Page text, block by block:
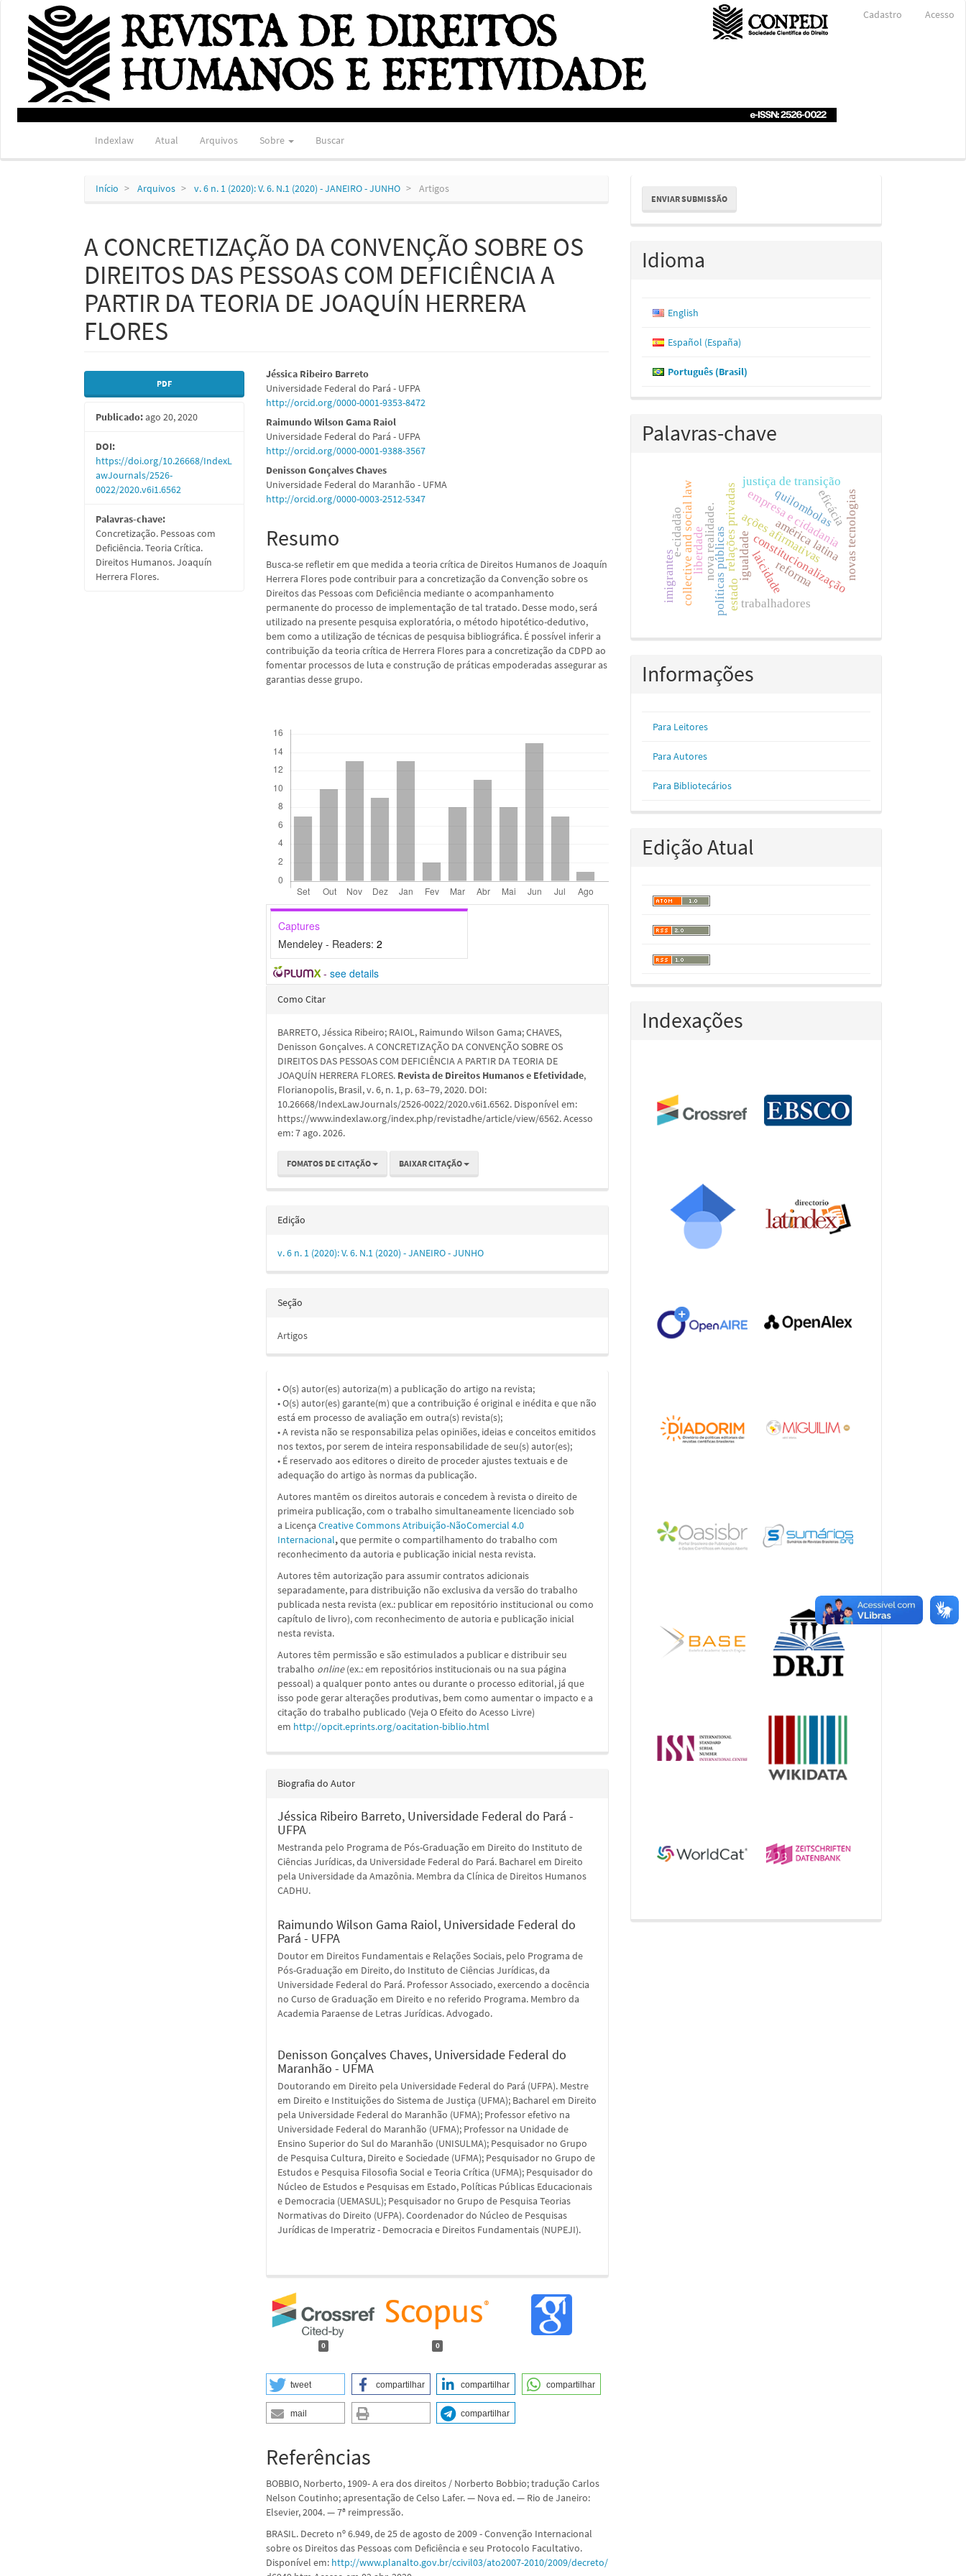
Navegação
Principal
Conteúdo
principal
Barra
Lateral
Cadastro Acesso
Indexlaw Atual Arquivos Sobre Buscar
Início Arquivos v. 6 n. 1 (2020): V. 6. N.1 (2020) - JANEIRO - JUNHO Artigos
A CONCRETIZAÇÃO DA CONVENÇÃO SOBRE OS
DIREITOS DAS PESSOAS COM DEFICIÊNCIA A
PARTIR DA TEORIA DE JOAQUÍN HERRERA
FLORES
Barra
lateral
de
artigos
PDF
Publicado:ago 20, 2020
DOI:
https://doi.org/10.26668/IndexL
awJournals/2526-
0022/2020.v6i1.6562
Palavras-chave:
Concretização. Pessoas com
Deficiência. Teoria Crítica.
Direitos Humanos. Joaquín
Herrera Flores.
Conteúdo
do
artigo
principal
Jéssica Ribeiro Barreto
Universidade Federal do Pará - UFPA
http://orcid.org/0000-0001-9353-8472
Raimundo Wilson Gama Raiol
Universidade Federal do Pará - UFPA
http://orcid.org/0000-0001-9388-3567
Denisson Gonçalves Chaves
Universidade Federal do Maranhão - UFMA
http://orcid.org/0000-0003-2512-5347
Resumo
Busca-se refletir em que medida a teoria crítica de Direitos Humanos de Joaquín
Herrera Flores pode contribuir para a concretização da Convenção sobre os
Direitos das Pessoas com Deficiência mediante o acompanhamento
permanente do processo de implementação de tal tratado. Desse modo, será
utilizado na presente pesquisa exploratória, o método hipotético-dedutivo,
bem como a utilização de técnicas de pesquisa bibliográfica. É possível inferir a
contribuição da teoria crítica de Herrera Flores para a concretização da CDPD ao
fomentar processos de luta e construção de práticas empoderadas assegurar as
garantias desse grupo.
Captures
Mendeley - Readers:2
- see details
Detalhes
artigo
Como Citar
BARRETO, Jéssica Ribeiro; RAIOL, Raimundo Wilson Gama; CHAVES,
Denisson Gonçalves. A CONCRETIZAÇÃO DA CONVENÇÃO SOBRE OS
DIREITOS DAS PESSOAS COM DEFICIÊNCIA A PARTIR DA TEORIA DE
JOAQUÍN HERRERA FLORES. Revista de Direitos Humanos e Efetividade,
Florianopolis, Brasil, v. 6, n. 1, p. 63–79, 2020. DOI:
10.26668/IndexLawJournals/2526-0022/2020.v6i1.6562. Disponível em:
https://www.indexlaw.org/index.php/revistadhe/article/view/6562. Acesso
em: 7 ago. 2026.
FOMATOS DE CITAÇÃO BAIXAR CITAÇÃO
Edição
v. 6 n. 1 (2020): V. 6. N.1 (2020) - JANEIRO - JUNHO
Seção
Artigos
• O(s) autor(es) autoriza(m) a publicação do artigo na revista;
• O(s) autor(es) garante(m) que a contribuição é original e inédita e que não
está em processo de avaliação em outra(s) revista(s);
• A revista não se responsabiliza pelas opiniões, ideias e conceitos emitidos
nos textos, por serem de inteira responsabilidade de seu(s) autor(es);
• É reservado aos editores o direito de proceder ajustes textuais e de
adequação do artigo às normas da publicação.
Autores mantêm os direitos autorais e concedem à revista o direito de
primeira publicação, com o trabalho simultaneamente licenciado sob
a LicençaCreative Commons Atribuição-NãoComercial 4.0
Internacional,que permite o compartilhamento do trabalho com
reconhecimento da autoria e publicação inicial nesta revista.
Autores têm autorização para assumir contratos adicionais
separadamente, para distribuição não exclusiva da versão do trabalho
publicada nesta revista (ex.: publicar em repositório institucional ou como
capítulo de livro), com reconhecimento de autoria e publicação inicial
nesta revista.
Autores têm permissão e são estimulados a publicar e distribuir seu
trabalho online(ex.: em repositórios institucionais ou na sua página
pessoal) a qualquer ponto antes ou durante o processo editorial, já que
isso pode gerar alterações produtivas, bem como aumentar o impacto e a
citação do trabalho publicado (Veja O Efeito do Acesso Livre)
em http://opcit.eprints.org/oacitation-biblio.html
Biografia do Autor
Jéssica Ribeiro Barreto, Universidade Federal do Pará -
UFPA
Mestranda pelo Programa de Pós-Graduação em Direito do Instituto de
Ciências Jurídicas, da Universidade Federal do Pará. Bacharel em Direito
pela Universidade da Amazônia. Membra da Clínica de Direitos Humanos
CADHU.
Raimundo Wilson Gama Raiol, Universidade Federal do
Pará - UFPA
Doutor em Direitos Fundamentais e Relações Sociais, pelo Programa de
Pós-Graduação em Direito, do Instituto de Ciências Jurídicas, da
Universidade Federal do Pará. Professor Associado, exercendo a docência
no Curso de Graduação em Direito e no referido Programa. Membro da
Academia Paraense de Letras Jurídicas. Advogado.
Denisson Gonçalves Chaves, Universidade Federal do
Maranhão - UFMA
Doutorando em Direito pela Universidade Federal do Pará (UFPA). Mestre
em Direito e Instituições do Sistema de Justiça (UFMA); Bacharel em Direito
pela Universidade Federal do Maranhão (UFMA); Professor efetivo na
Universidade Federal do Maranhão (UFMA); Professor na Unidade de
Ensino Superior do Sul do Maranhão (UNISULMA); Pesquisador no Grupo
de Pesquisa Cultura, Direito e Sociedade (UFMA); Pesquisador no Grupo de
Estudos e Pesquisa Filosofia Social e Teoria Crítica (UFMA); Pesquisador do
Núcleo de Estudos e Pesquisas em Estado, Políticas Públicas Educacionais
e Democracia (UEMASUL); Pesquisador no Grupo de Pesquisa Teorias
Normativas do Direito (UFPA). Coordenador do Núcleo de Pesquisas
Jurídicas de Imperatriz - Democracia e Direitos Fundamentais (NUPEJI).
0 0
tweet compartilhar compartilhar compartilhar
mail compartilhar
Referências
BOBBIO, Norberto, 1909- A era dos direitos / Norberto Bobbio; tradução Carlos
Nelson Coutinho; apresentação de Celso Lafer. — Nova ed. — Rio de Janeiro:
Elsevier, 2004. — 7ª reimpressão.
BRASIL. Decreto nº 6.949, de 25 de agosto de 2009 - Convenção Internacional
sobre os Direitos das Pessoas com Deficiência e seu Protocolo Facultativo.
Disponível em: http://www.planalto.gov.br/ccivil03/ato2007-2010/2009/decreto/
Enviar
Submissão
ENVIAR SUBMISSÃO
Idioma
English
Español (España)
Português (Brasil)
Palavras-chave
políticas públicasrelações privadasigualdade
ações afirmativas
américa latina
quilombolas
nova realidade. eficácia
constitucionalização
justiça de transição
laicidade
liberdade empresa e cidadania
estado
novas tecnologias
collective and social law
e-cidadão
trabalhadores
imigrantes reforma
Informações
Para Leitores
Para Autores
Para Bibliotecários
Edição Atual
Indexações